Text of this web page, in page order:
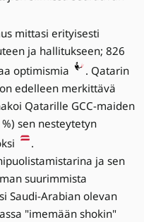
mittasi erityisesti
ja hallitukseen; 826
optimismia
. Qatarin
edelleen merkittävä
Qatarille GCC-maiden
sen nesteytetyn
.
ja sen
suurimmista
Saudi-Arabian olevan
"imemään shokin"